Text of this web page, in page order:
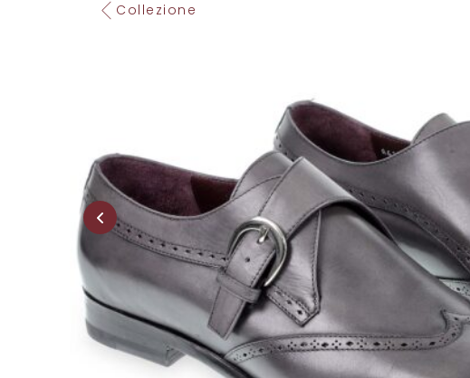
Collezione